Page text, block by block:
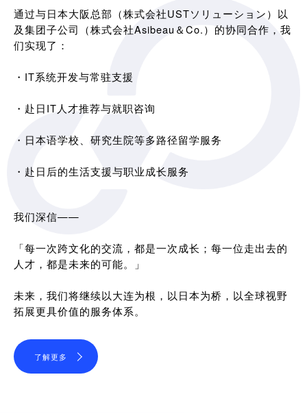
通过与日本大阪总部（株式会社USTソリューション）以
及集团子公司（株式会社Asibeau＆Co.）的协同合作，我
们实现了：
・IT系统开发与常驻支援
・赴日IT人才推荐与就职咨询
・日本语学校、研究生院等多路径留学服务
・赴日后的生活支援与职业成长服务
我们深信——
「每一次跨文化的交流，都是一次成长；每一位走出去的
人才，都是未来的可能。」
未来，我们将继续以大连为根，以日本为桥，以全球视野
拓展更具价值的服务体系。
了解更多